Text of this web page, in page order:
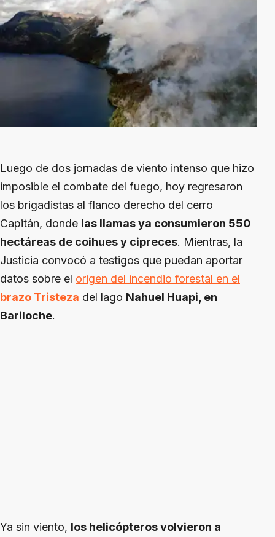
Luego de dos jornadas de viento intenso que hizo
imposible el combate del fuego, hoy regresaron
los brigadistas al flanco derecho del cerro
Capitán, donde las llamas ya consumieron 550
hectáreas de coihues y cipreces. Mientras, la
Justicia convocó a testigos que puedan aportar
datos sobre el origen del incendio forestal en el
brazo Tristeza del lago Nahuel Huapi, en
Bariloche.
Ya sin viento, los helicópteros volvieron a